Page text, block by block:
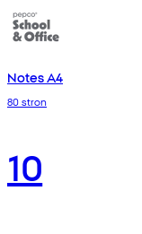
Notes A4
80 stron
10